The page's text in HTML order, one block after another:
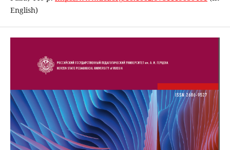
English)